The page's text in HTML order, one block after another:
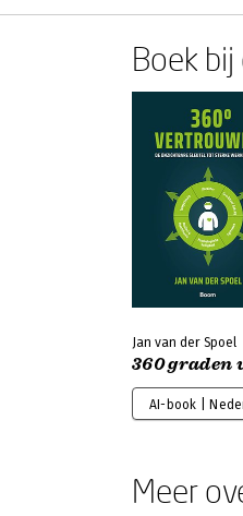
Boek
Jan van der Spoel
360 graden
AI-book |
Meer